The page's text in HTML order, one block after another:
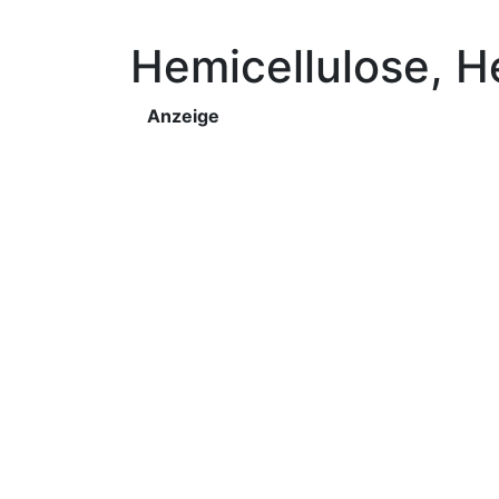
Hemicellulose,
Anzeige